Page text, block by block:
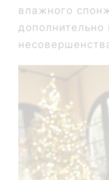
влажного
дополнительно